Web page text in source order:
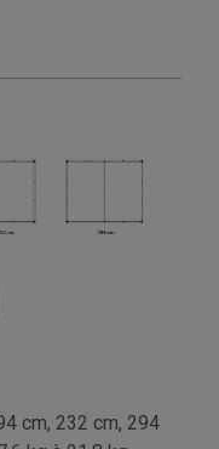
cm, 232 cm, 294